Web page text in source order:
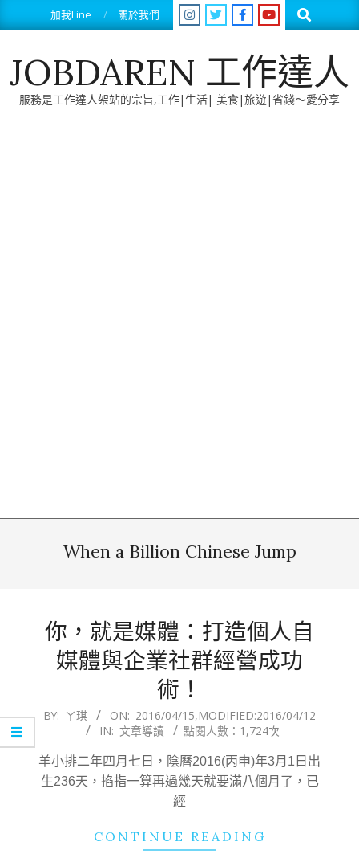
to
加我Line 關於我們 Search
JOBDAREN 工作達人
服務是工作達人架站的宗旨,工作|生活| 美食|旅遊|省錢～愛分享
When a Billion Chinese Jump
你，就是媒體：打造個人自
媒體與企業社群經營成功
術！
2016-
15
BY: ㄚ琪 ON: 2016/04/15,MODIFIED:2016/04/12
IN: 文章導讀 點閱人數：1,724次
羊小排二年四月七日，陰曆2016(丙申)年3月1日出
生236天，掐指一算再過幾天就要滿八個月了，已
經
CONTINUE READING